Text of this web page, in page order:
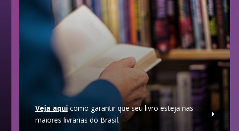
Veja aquicomo garantir que seu livro esteja nas
maiores livrarias do Brasil.